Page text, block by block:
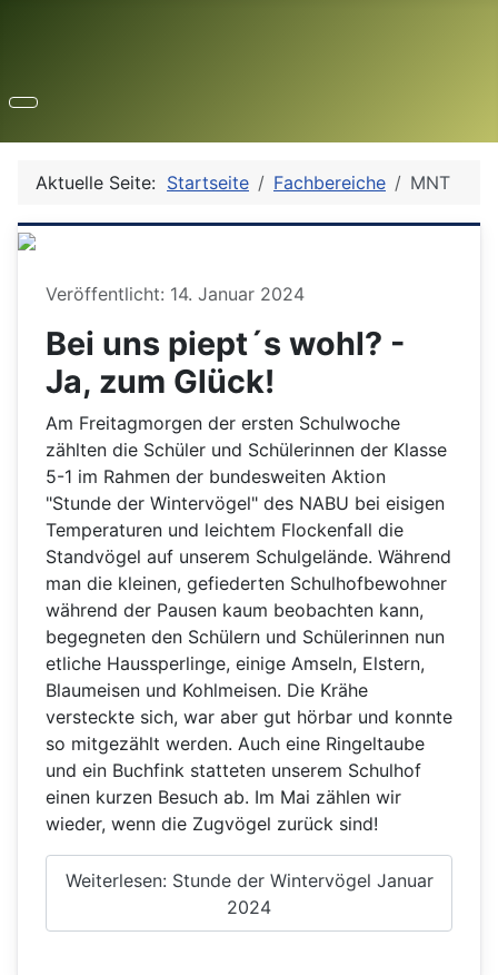
Aktuelle Seite: Startseite Fachbereiche MNT
Details
Veröffentlicht: 14. Januar 2024
Bei uns piept´s wohl? -
Ja, zum Glück!
Am Freitagmorgen der ersten Schulwoche
zählten die Schüler und Schülerinnen der Klasse
5-1 im Rahmen der bundesweiten Aktion
"Stunde der Wintervögel" des NABU bei eisigen
Temperaturen und leichtem Flockenfall die
Standvögel auf unserem Schulgelände. Während
man die kleinen, gefiederten Schulhofbewohner
während der Pausen kaum beobachten kann,
begegneten den Schülern und Schülerinnen nun
etliche Haussperlinge, einige Amseln, Elstern,
Blaumeisen und Kohlmeisen. Die Krähe
versteckte sich, war aber gut hörbar und konnte
so mitgezählt werden. Auch eine Ringeltaube
und ein Buchfink statteten unserem Schulhof
einen kurzen Besuch ab. Im Mai zählen wir
wieder, wenn die Zugvögel zurück sind!
Weiterlesen: Stunde der Wintervögel Januar
2024